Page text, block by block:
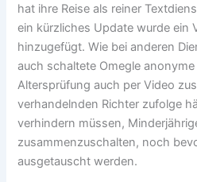
hat ihre Reise als reiner
ein kürzliches Update wurde ein
hinzugefügt. Wie bei anderen
auch schaltete Omegle
Altersprüfung auch per Video
verhandelnden Richter zufolge
verhindern müssen,
zusammenzuschalten, noch
ausgetauscht werden.